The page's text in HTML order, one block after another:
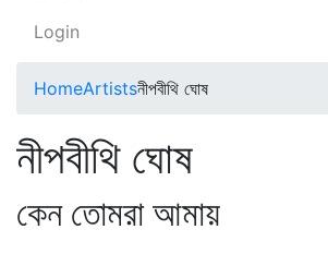
Login
HomeArtistsনীপবীথি ঘোষ
নীপবীথি ঘোষ
কেন তোমরা আমায়